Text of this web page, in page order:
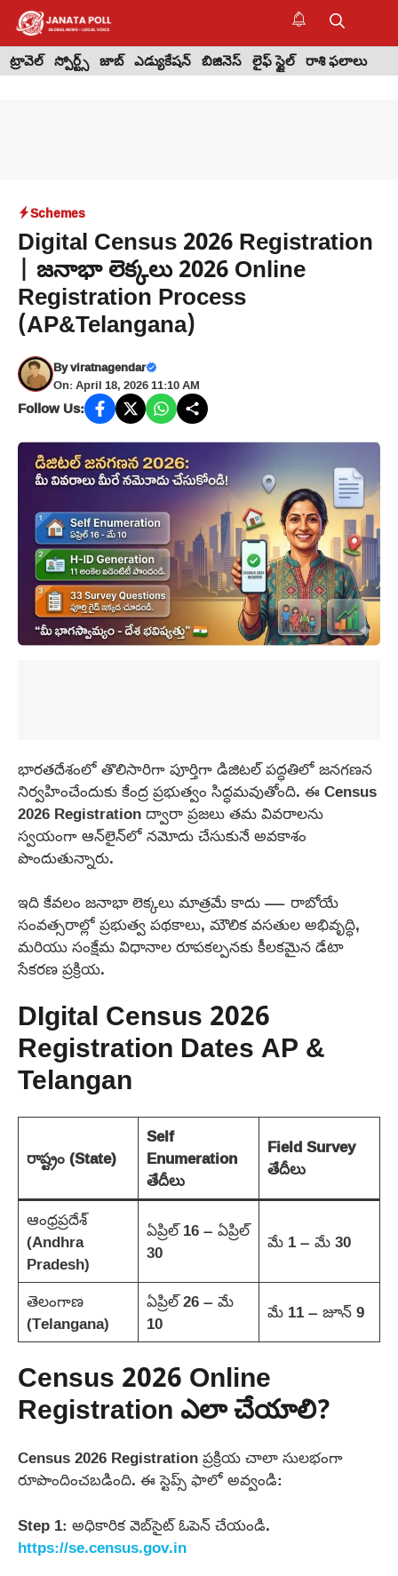
Skip
content
ట్రావెల్ స్పోర్ట్స్ జాబ్ ఎడ్యుకేషన్ బిజినెస్ లైఫ్ స్టైల్ రాశి ఫలాలు
Schemes
Digital Census 2026 Registration
| జనాభా లెక్కలు 2026 Online
Registration Process
(AP&Telangana)
Byviratnagendar
On: April 18, 2026 11:10 AM
Follow Us:
భారతదేశంలో తొలిసారిగా పూర్తిగా డిజిటల్ పద్ధతిలో జనగణన
నిర్వహించేందుకు కేంద్ర ప్రభుత్వం సిద్ధమవుతోంది. ఈ Census
2026 Registration ద్వారా ప్రజలు తమ వివరాలను
స్వయంగా ఆన్‌లైన్‌లో నమోదు చేసుకునే అవకాశం
పొందుతున్నారు.
ఇది కేవలం జనాభా లెక్కలు మాత్రమే కాదు — రాబోయే
సంవత్సరాల్లో ప్రభుత్వ పథకాలు, మౌలిక వసతుల అభివృద్ధి,
మరియు సంక్షేమ విధానాల రూపకల్పనకు కీలకమైన డేటా
సేకరణ ప్రక్రియ.
DIgital Census 2026
Registration Dates AP &
Telangan
రాష్ట్రం (State)
Self
Enumeration
తేదీలు
Field Survey
తేదీలు
ఆంధ్రప్రదేశ్
(Andhra
Pradesh)
ఏప్రిల్ 16 – ఏప్రిల్
30 మే 1 – మే 30
తెలంగాణ
(Telangana)
ఏప్రిల్ 26 – మే
10 మే 11 – జూన్ 9
Census 2026 Online
Registration ఎలా చేయాలి?
Census 2026 Registration ప్రక్రియ చాలా సులభంగా
రూపొందించబడింది. ఈ స్టెప్స్ ఫాలో అవ్వండి:
Step 1: అధికారిక వెబ్‌సైట్ ఓపెన్ చేయండి.
https://se.census.gov.in